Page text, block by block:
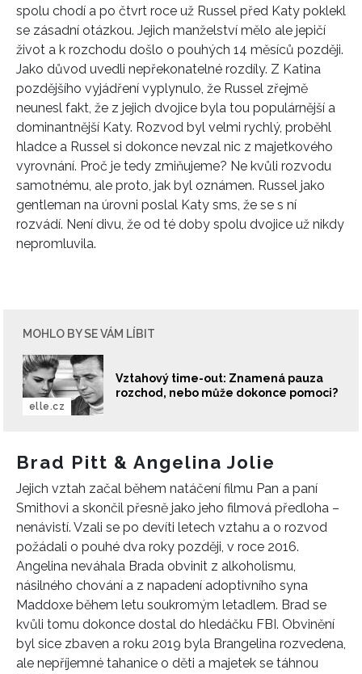
spolu chodí a po čtvrt roce už Russel před Katy poklekl
se zásadní otázkou. Jejich manželství mělo ale jepičí
život a k rozchodu došlo o pouhých 14 měsíců později.
Jako důvod uvedli nepřekonatelné rozdíly. Z Katina
pozdějšího vyjádření vyplynulo, že Russel zřejmě
neunesl fakt, že z jejich dvojice byla tou populárnější a
dominantnější Katy. Rozvod byl velmi rychlý, proběhl
hladce a Russel si dokonce nevzal nic z majetkového
vyrovnání. Proč je tedy zmiňujeme? Ne kvůli rozvodu
samotnému, ale proto, jak byl oznámen. Russel jako
gentleman na úrovni poslal Katy sms, že se s ní
rozvádí. Není divu, že od té doby spolu dvojice už nikdy
nepromluvila.
MOHLO BY SE VÁM LÍBIT
Vztahový time-out: Znamená pauza
rozchod, nebo může dokonce pomoci?
elle.cz
Brad Pitt & Angelina Jolie
Jejich vztah začal během natáčení filmu Pan a paní
Smithovi a skončil přesně jako jeho filmová předloha –
nenávistí. Vzali se po devíti letech vztahu a o rozvod
požádali o pouhé dva roky později, v roce 2016.
Angelina neváhala Brada obvinit z alkoholismu,
násilného chování a z napadení adoptivního syna
Maddoxe během letu soukromým letadlem. Brad se
kvůli tomu dokonce dostal do hledáčku FBI. Obvinění
byl sice zbaven a roku 2019 byla Brangelina rozvedena,
ale nepříjemné tahanice o děti a majetek se táhnou